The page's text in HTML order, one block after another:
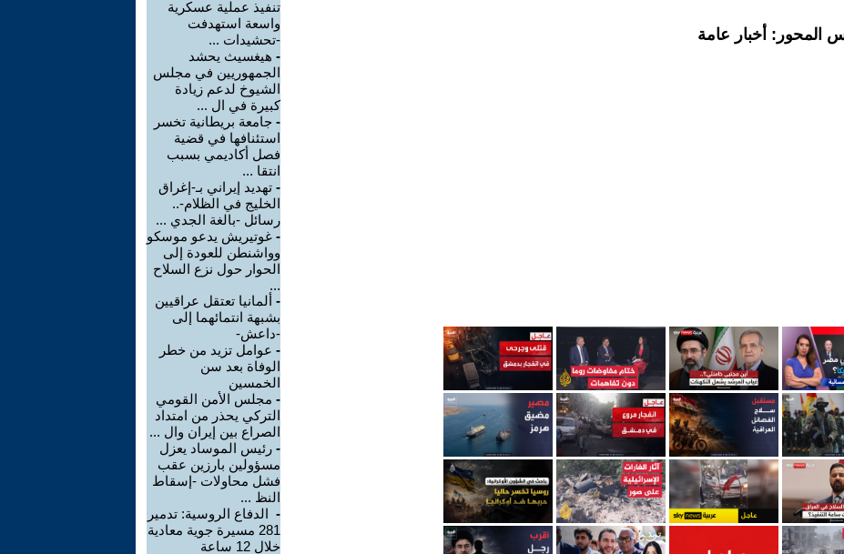
المحور: أخبار عامة
تنفيذ عملية عسكرية
واسعة استهدفت
-تحشيدات ...
- هيغسيث يحشد
الجمهوريين في مجلس
الشيوخ لدعم زيادة
كبيرة في ال ...
- جامعة بريطانية تخسر
استئنافها في قضية
فصل أكاديمي بسبب
انتقا ...
- تهديد إيراني بـ-إغراق
الخليج في الظلام-..
رسائل -بالغة الجدي ...
- غوتيريش يدعو موسكو
وواشنطن للعودة إلى
الحوار حول نزع السلاح
...
- ألمانيا تعتقل عراقيين
بشبهة انتمائهما إلى
-داعش-
- عوامل تزيد من خطر
الوفاة بعد سن
الخمسين
- مجلس الأمن القومي
التركي يحذر من امتداد
الصراع بين إيران وال ...
- رئيس الموساد يعزل
مسؤولين بارزين عقب
فشل محاولات -إسقاط
النظ ...
- الدفاع الروسية: تدمير
281 مسيرة جوية معادية
خلال 12 ساعة